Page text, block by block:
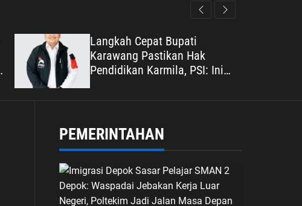
r
Langkah Cepat Bupati
Karawang Pastikan Hak
Pendidikan Karmila, PSI: Ini
Teladan Pelayanan Publik yang
PEMERINTAHAN